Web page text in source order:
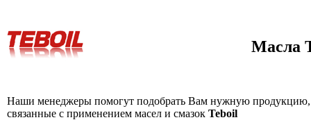
Масла
Наши менеджеры помогут подобрать Вам нужную продукцию,
связанные с применением масел и смазок Teboil